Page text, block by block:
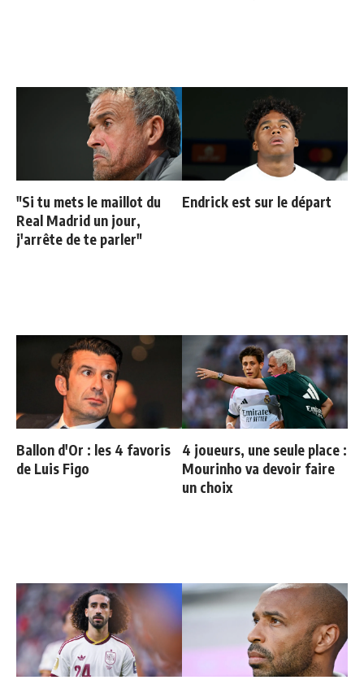
"Si tu mets le maillot du
Real Madrid un jour,
j'arrête de te parler"
Endrick est sur le départ
Ballon d'Or : les 4 favoris
de Luis Figo
4 joueurs, une seule place :
Mourinho va devoir faire
un choix